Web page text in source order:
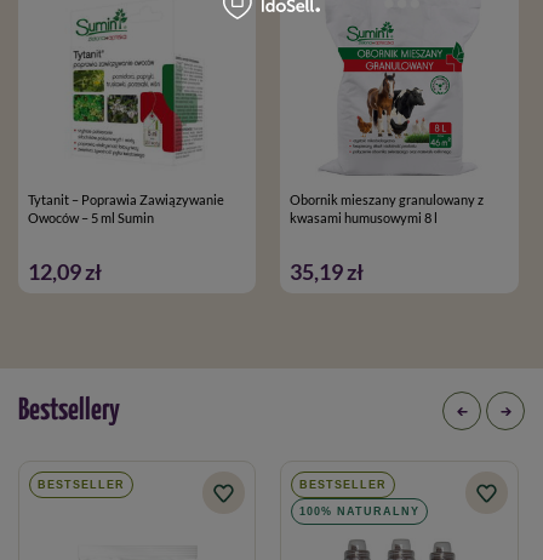
pełnoletnie oraz posiadające kwalifikacje wymagane od osób
nabywających środki ochrony roślin, określone w art.28 ustawy
o środkach ochrony roślin z dnia 08.03.2013
Tytanit – Poprawia Zawiązywanie
Owoców – 5 ml Sumin
12,09 zł
Obornik mieszany granulowany z
kwasami humusowymi 8 l
35,19 zł
Bestsellery
BESTSELLER BESTSELLER
100% NATURALNY